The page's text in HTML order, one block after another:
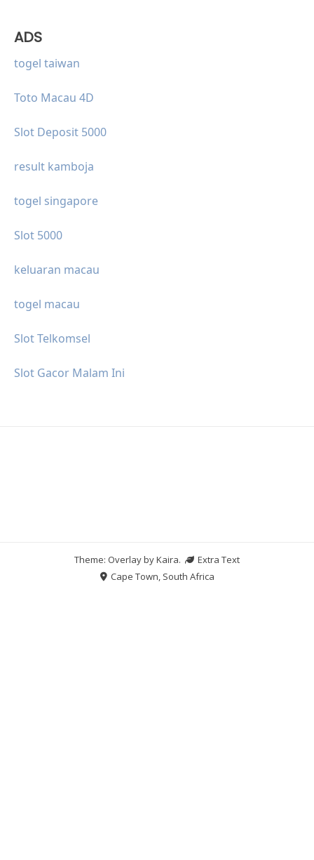
ADS
togel taiwan
Toto Macau 4D
Slot Deposit 5000
result kamboja
togel singapore
Slot 5000
keluaran macau
togel macau
Slot Telkomsel
Slot Gacor Malam Ini
Theme: Overlay byKaira.
Extra Text
Cape Town, South Africa